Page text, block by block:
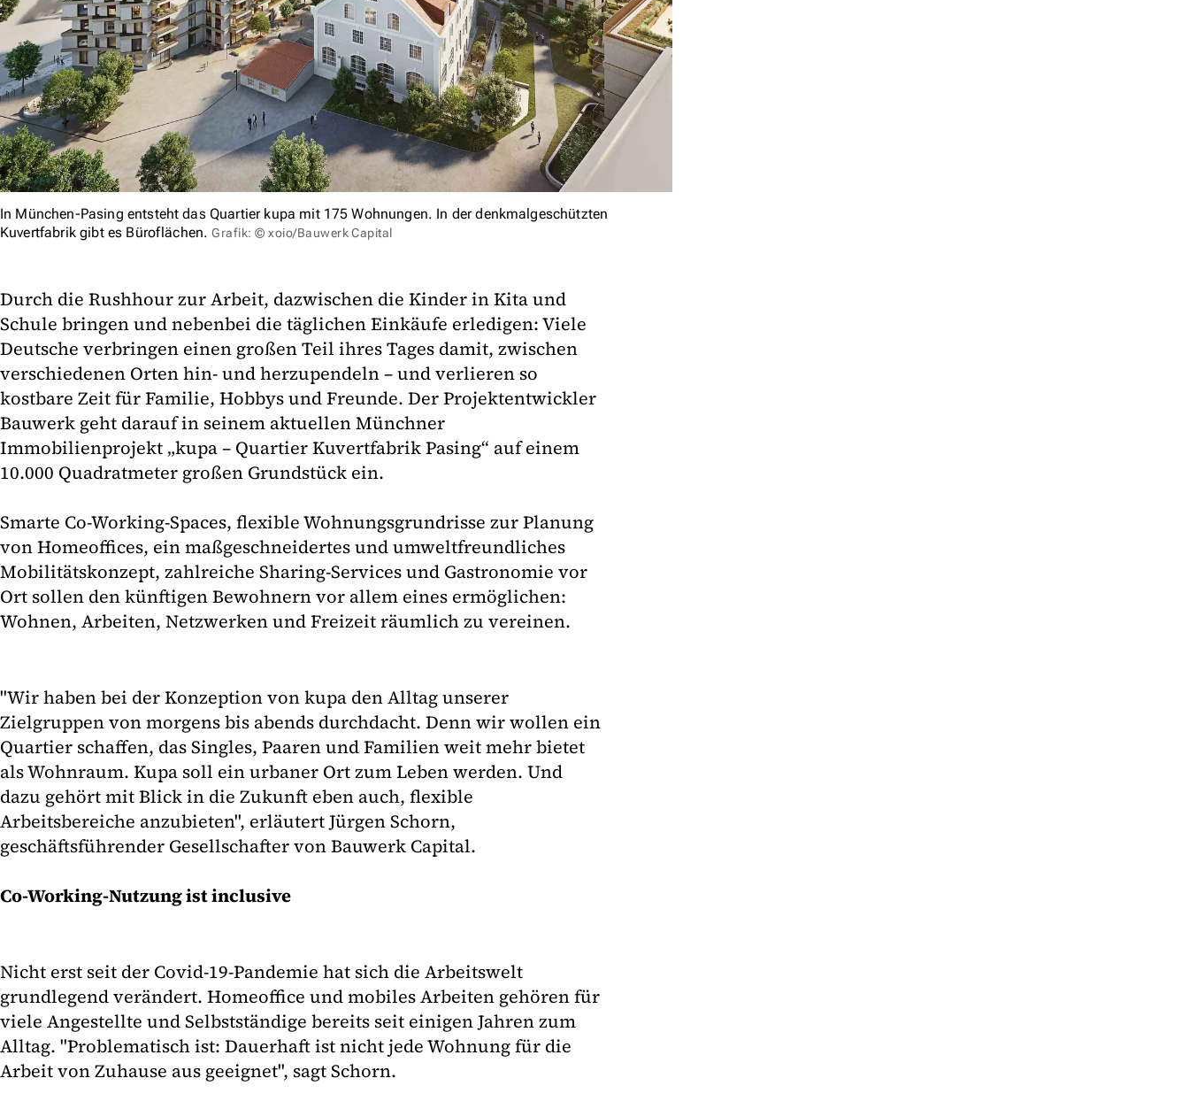
In München-Pasing entsteht das Quartier kupa mit 175 Wohnungen. In der denkmalgeschützten
Kuvertfabrik gibt es Büroflächen.Grafik: © xoio/Bauwerk Capital
Durch die Rushhour zur Arbeit, dazwischen die Kinder in Kita und
Schule bringen und nebenbei die täglichen Einkäufe erledigen: Viele
Deutsche verbringen einen großen Teil ihres Tages damit, zwischen
verschiedenen Orten hin- und herzupendeln – und verlieren so
kostbare Zeit für Familie, Hobbys und Freunde. Der Projektentwickler
Bauwerk geht darauf in seinem aktuellen Münchner
Immobilienprojekt „kupa – Quartier Kuvertfabrik Pasing“ auf einem
10.000 Quadratmeter großen Grundstück ein.
Smarte Co-Working-Spaces, flexible Wohnungsgrundrisse zur Planung
von Homeoffices, ein maßgeschneidertes und umweltfreundliches
Mobilitätskonzept, zahlreiche Sharing-Services und Gastronomie vor
Ort sollen den künftigen Bewohnern vor allem eines ermöglichen:
Wohnen, Arbeiten, Netzwerken und Freizeit räumlich zu vereinen.
"Wir haben bei der Konzeption von kupa den Alltag unserer
Zielgruppen von morgens bis abends durchdacht. Denn wir wollen ein
Quartier schaffen, das Singles, Paaren und Familien weit mehr bietet
als Wohnraum. Kupa soll ein urbaner Ort zum Leben werden. Und
dazu gehört mit Blick in die Zukunft eben auch, flexible
Arbeitsbereiche anzubieten", erläutert Jürgen Schorn,
geschäftsführender Gesellschafter von Bauwerk Capital.
Co-Working-Nutzung ist inclusive
Nicht erst seit der Covid-19-Pandemie hat sich die Arbeitswelt
grundlegend verändert. Homeoffice und mobiles Arbeiten gehören für
viele Angestellte und Selbstständige bereits seit einigen Jahren zum
Alltag. "Problematisch ist: Dauerhaft ist nicht jede Wohnung für die
Arbeit von Zuhause aus geeignet", sagt Schorn.